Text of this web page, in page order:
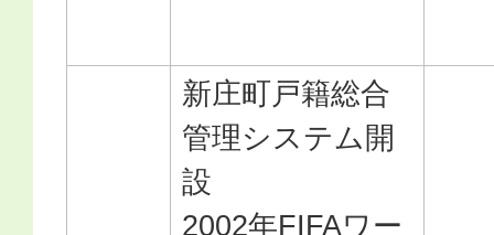
新庄町戸籍総合
管理システム開
設
2002年FIFAワー